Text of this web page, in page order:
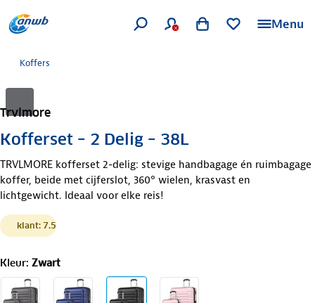
Menu
Koffers
Trvlmore
Kofferset – 2 Delig – 38L
TRVLMORE kofferset 2-delig: stevige handbagage én ruimbagage
koffer, beide met cijferslot, 360° wielen, krasvast en
lichtgewicht. Ideaal voor elke reis!
klant: 7.5
Kleur: Zwart